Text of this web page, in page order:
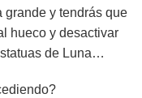
grande y tendrás que
hueco y desactivar
de Luna…